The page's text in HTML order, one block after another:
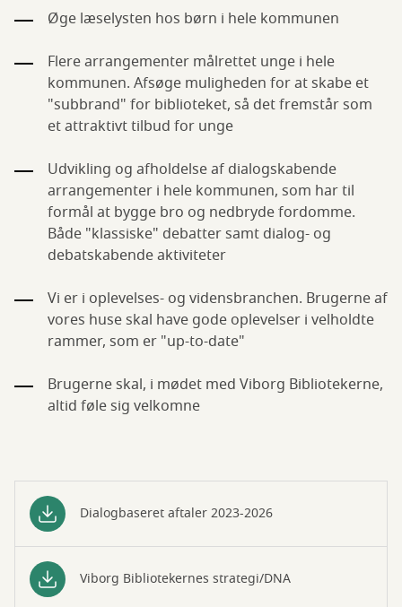
Øge læselysten hos børn i hele kommunen
Flere arrangementer målrettet unge i hele
kommunen. Afsøge muligheden for at skabe et
"subbrand" for biblioteket, så det fremstår som
et attraktivt tilbud for unge
Udvikling og afholdelse af dialogskabende
arrangementer i hele kommunen, som har til
formål at bygge bro og nedbryde fordomme.
Både "klassiske" debatter samt dialog- og
debatskabende aktiviteter
Vi er i oplevelses- og vidensbranchen. Brugerne af
vores huse skal have gode oplevelser i velholdte
rammer, som er "up-to-date"
Brugerne skal, i mødet med Viborg Bibliotekerne,
altid føle sig velkomne
Dialogbaseret aftaler 2023-2026
Viborg Bibliotekernes strategi/DNA